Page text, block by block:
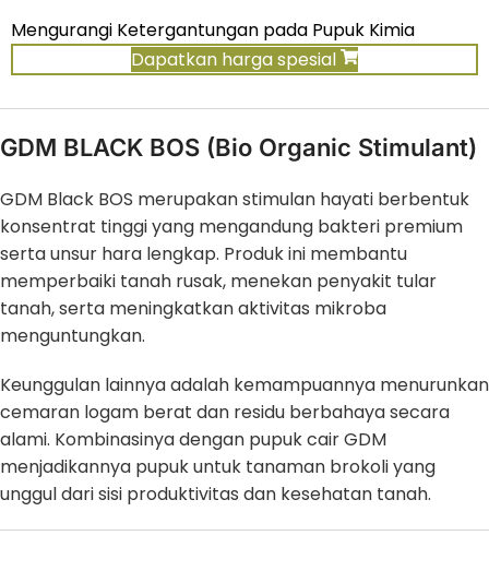
Mengurangi Ketergantungan pada Pupuk Kimia
Dapatkan harga spesial
GDM BLACK BOS (Bio Organic Stimulant)
GDM Black BOS merupakan stimulan hayati berbentuk
konsentrat tinggi yang mengandung bakteri premium
serta unsur hara lengkap. Produk ini membantu
memperbaiki tanah rusak, menekan penyakit tular
tanah, serta meningkatkan aktivitas mikroba
menguntungkan.
Keunggulan lainnya adalah kemampuannya menurunkan
cemaran logam berat dan residu berbahaya secara
alami. Kombinasinya dengan pupuk cair GDM
menjadikannya pupuk untuk tanaman brokoli yang
unggul dari sisi produktivitas dan kesehatan tanah.